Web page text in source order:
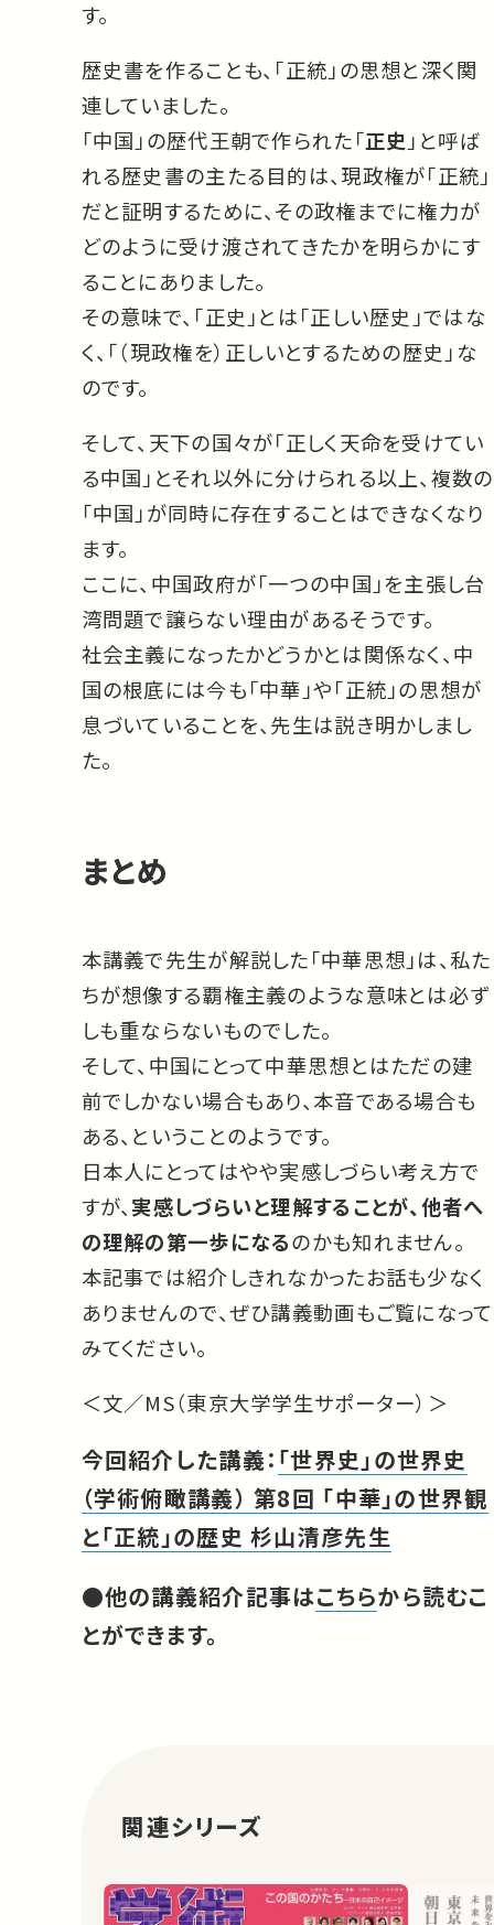
す。
歴史書を作ることも、「正統」の思想と深く関
連していました。
「中国」の歴代王朝で作られた「正史 」と呼ば
れる歴史書の主たる目的は、現政権が「正統」
だと証明するために、その政権までに権力が
どのように受け渡されてきたかを明らかにす
ることにありました。
その意味で、「正史」とは「正しい歴史」ではな
く、「（現政権を）正しいとするための歴史」な
のです。
そして、天下の国々が「正しく天命を受けてい
る中国」とそれ以外に分けられる以上、複数の
「中国」が同時に存在することはできなくなり
ます。
ここに、中国政府が「一つの中国」を主張し台
湾問題で譲らない理由があるそうです。
社会主義になったかどうかとは関係なく、中
国の根底には今も「中華」や「正統」の思想が
息づいていることを、先生は説き明かしまし
た。
まとめ
本講義で先生が解説した「中華思想」は、私た
ちが想像する覇権主義のような意味とは必ず
しも重ならないものでした。
そして、中国にとって中華思想とはただの建
前でしかない場合もあり、本音である場合も
ある、ということのようです。
日本人にとってはやや実感しづらい考え方で
すが、 実感しづらいと理解することが、他者へ
の理解の第一歩になるのかも知れません。
本記事では紹介しきれなかったお話も少なく
ありませんので、ぜひ講義動画もご覧になって
みてください。
＜文／MS（東京大学学生サポーター）＞
今回紹介した講義： 「世界史」の世界史
（学術俯瞰講義） 第8回 「中華」の世界観
と「正統」の歴史 杉山清彦先生
●他の講義紹介記事はこちらから読むこ
とができます。
関連シリーズ